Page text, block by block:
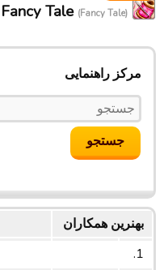
Fancy Tale (Fancy Tale)
مرکز راهنمایی
بهنرین همکاران
1.